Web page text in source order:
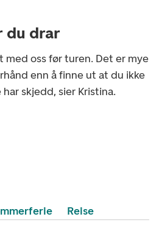
du drar
med oss før turen. Det er mye
enn å finne ut at du ikke
skjedd, sier Kristina.
Reise